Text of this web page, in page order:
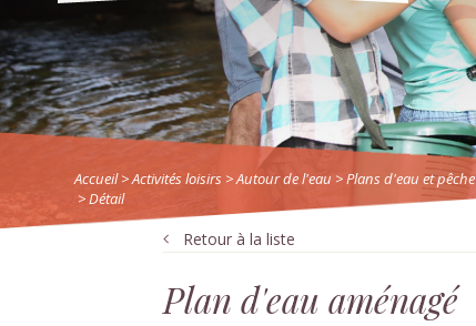
Accueil> Activités loisirs >Autour de l'eau >Plans d'eau et pêche
> Détail
Retour à la liste
Plan d'eau aménagé